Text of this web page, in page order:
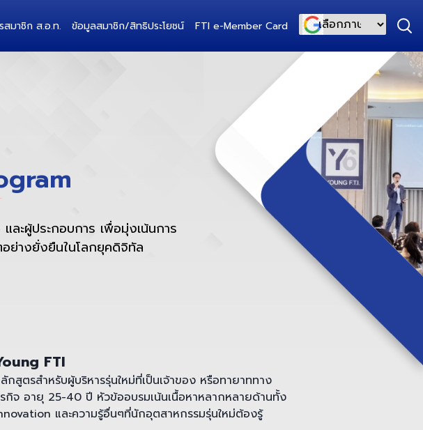
สมาชิก ส.อ.ท. ข้อมูลสมาชิก/สิทธิประโยชน์ FTI e-Member Card
ละผู้ประกอบการ เพื่อมุ่งเน้นการ
อย่างยั่งยืนในโลกยุคดิจิทัล
FTI
กสูตรสำหรับผู้บริหารรุ่นใหม่ที่เป็นเจ้าของ หรือทายาททาง
กิจ อายุ 25-40 ปี หัวข้ออบรมเน้นเนื้อหาหลากหลายด้านทั้ง
และความรู้อื่นๆที่นักอุตสาหกรรมรุ่นใหม่ต้องรู้